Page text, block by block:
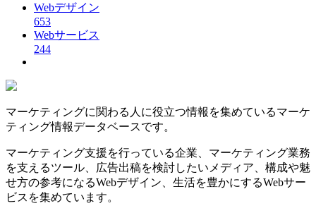
Webデザイン
653
Webサービス
244
マーケティングに関わる人に役立つ情報を集めているマーケ
ティング情報データベースです。
マーケティング支援を行っている企業、マーケティング業務
を支えるツール、広告出稿を検討したいメディア、構成や魅
せ方の参考になるWebデザイン、生活を豊かにするWebサー
ビスを集めています。